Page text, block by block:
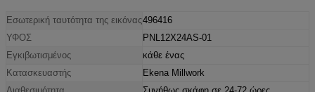
Εσωτερική ταυτότητα της εικόνας496416
ΥΦΟΣ
PNL12X24AS-01
Εγκιβωτισμένος
κάθε ένας
Κατασκευαστής
Ekena Millwork